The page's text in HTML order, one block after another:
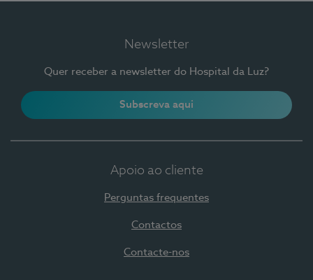
Newsletter
Quer receber a newsletter do Hospital da Luz?
Subscreva aqui
Apoio ao cliente
Perguntas frequentes
Contactos
Contacte-nos